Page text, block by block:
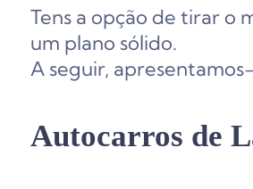
Tens a opção de tirar o
um plano sólido.
A seguir,
Autocarros de